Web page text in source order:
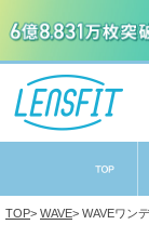
TOP> WAVE> WAVEワン